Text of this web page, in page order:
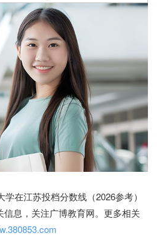
在江苏投档分数线（2026参考）
息，关注广博教育网。更多相关